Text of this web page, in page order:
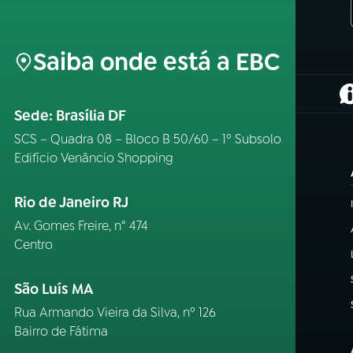
Saiba onde está a EBC
Sede: Brasília DF
SCS – Quadra 08 – Bloco B 50/60 – 1º Subsolo
Edifício Venâncio Shopping
Rio de Janeiro RJ
Av. Gomes Freire, n° 474
Centro
São Luís MA
Rua Armando Vieira da Silva, nº 126
Bairro de Fátima